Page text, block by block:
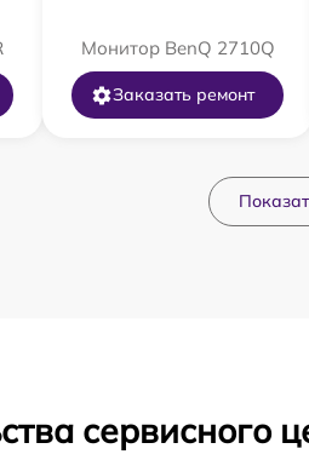
Монитор BenQ 2710Q
Заказать ремонт
сервисного